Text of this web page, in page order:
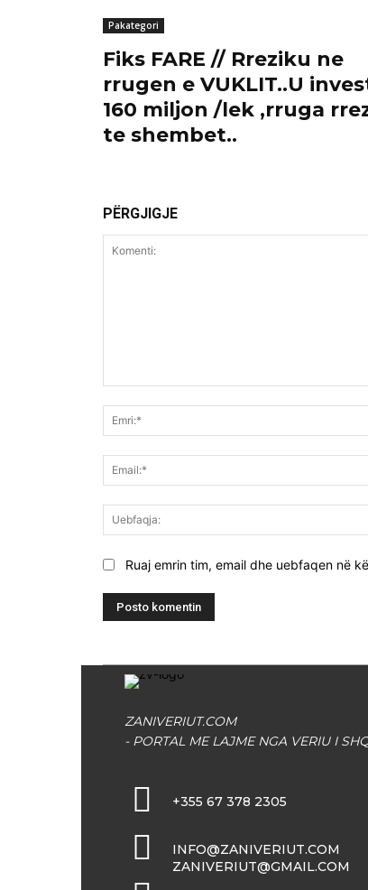
Pakategori
Fiks FARE // Rreziku ne
rrugen e VUKLIT..U
160 miljon /lek ,rruga
te shembet..
PËRGJIGJE
Ruaj emrin tim, email dhe uebfaqen në
ZANIVERIUT.COM
- PORTAL ME LAJME NGA VERIU I
+355 67 378 2305
INFO@ZANIVERIUT.COM
ZANIVERIUT@GMAIL.COM